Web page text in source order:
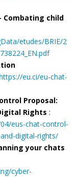
Combating child
etudes/BRIE/2
eu.ci/eu-chat-
Proposal:
Rights :
eus-chat-control-
digital-rights/
your chats
cyber-